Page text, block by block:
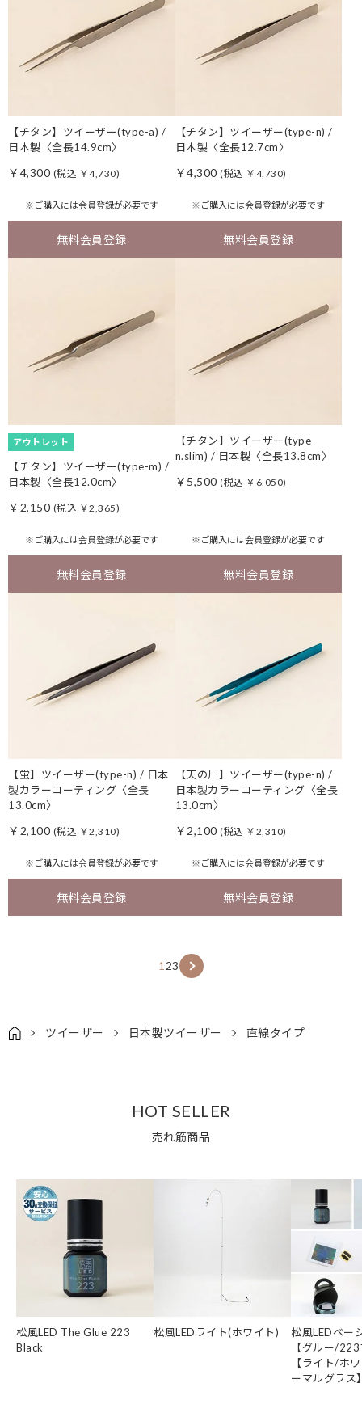
【チタン】ツイーザー(type-a) /
日本製〈全長14.9cm〉
￥4,300 (税込 ￥4,730)
※ご購入には会員登録が必要です
無料会員登録
【チタン】ツイーザー(type-n) /
日本製〈全長12.7cm〉
￥4,300 (税込 ￥4,730)
※ご購入には会員登録が必要です
無料会員登録
アウトレット
【チタン】ツイーザー(type-m) /
日本製〈全長12.0cm〉
￥2,150 (税込 ￥2,365)
※ご購入には会員登録が必要です
無料会員登録
【チタン】ツイーザー(type-
n.slim) / 日本製〈全長13.8cm〉
￥5,500 (税込 ￥6,050)
※ご購入には会員登録が必要です
無料会員登録
【蛍】ツイーザー(type-n) / 日本
製カラーコーティング〈全長
13.0cm〉
￥2,100 (税込 ￥2,310)
※ご購入には会員登録が必要です
無料会員登録
【天の川】ツイーザー(type-n) /
日本製カラーコーティング〈全長
13.0cm〉
￥2,100 (税込 ￥2,310)
※ご購入には会員登録が必要です
無料会員登録
1 23
ツイーザー 日本製ツイーザー 直線タイプ
HOT SELLER
売れ筋商品
松風LED The Glue 223
Black
松風LEDライト(ホワイト)
松風LEDベー
【グルー/
【ライト/ホ
ーマルグラス